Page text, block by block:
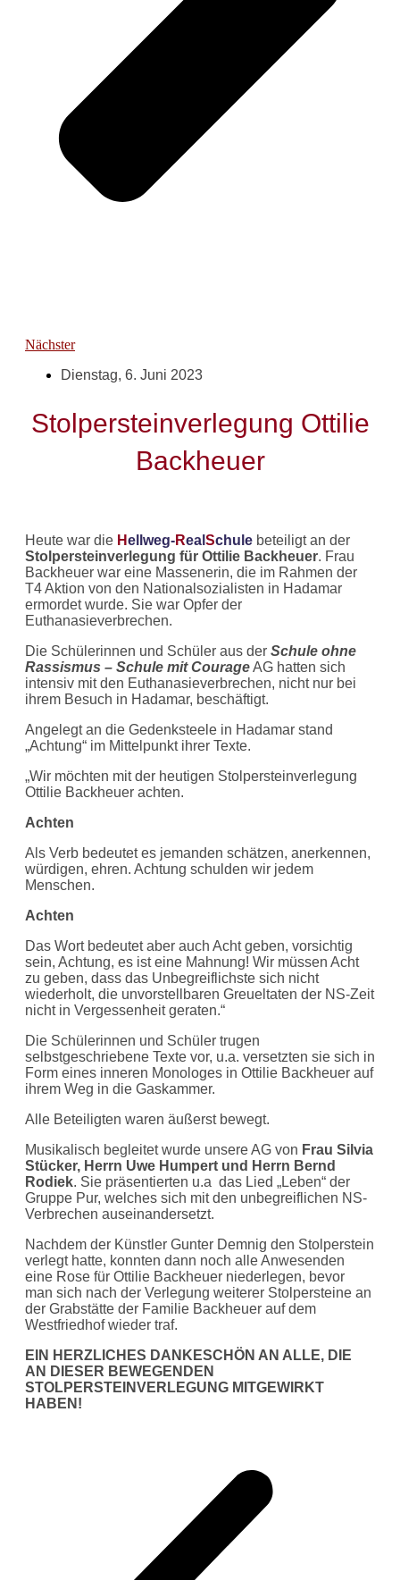
Nächster
Dienstag, 6. Juni 2023
Stolpersteinverlegung Ottilie
Backheuer
Heute war die Hellweg-Real Schule beteiligt an der
Stolpersteinverlegung für Ottilie Backheuer. Frau
Backheuer war eine Massenerin, die im Rahmen der
T4 Aktion von den Nationalsozialisten in Hadamar
ermordet wurde. Sie war Opfer der
Euthanasieverbrechen.
Die Schülerinnen und Schüler aus der Schule ohne
Rassismus – Schule mit CourageAG hatten sich
intensiv mit den Euthanasieverbrechen, nicht nur bei
ihrem Besuch in Hadamar, beschäftigt.
Angelegt an die Gedenksteele in Hadamar stand
„Achtung“ im Mittelpunkt ihrer Texte.
„Wir möchten mit der heutigen Stolpersteinverlegung
Ottilie Backheuer achten.
Achten
Als Verb bedeutet es jemanden schätzen, anerkennen,
würdigen, ehren. Achtung schulden wir jedem
Menschen.
Achten
Das Wort bedeutet aber auch Acht geben, vorsichtig
sein, Achtung, es ist eine Mahnung! Wir müssen Acht
zu geben, dass das Unbegreiflichste sich nicht
wiederholt, die unvorstellbaren Greueltaten der NS-Zeit
nicht in Vergessenheit geraten.“
Die Schülerinnen und Schüler trugen
selbstgeschriebene Texte vor, u.a. versetzten sie sich in
Form eines inneren Monologes in Ottilie Backheuer auf
ihrem Weg in die Gaskammer.
Alle Beteiligten waren äußerst bewegt.
Musikalisch begleitet wurde unsere AG von Frau Silvia
Stücker, Herrn Uwe Humpert und Herrn Bernd
Rodiek. Sie präsentierten u.a das Lied „Leben“ der
Gruppe Pur, welches sich mit den unbegreiflichen NS-
Verbrechen auseinandersetzt.
Nachdem der Künstler Gunter Demnig den Stolperstein
verlegt hatte, konnten dann noch alle Anwesenden
eine Rose für Ottilie Backheuer niederlegen, bevor
man sich nach der Verlegung weiterer Stolpersteine an
der Grabstätte der Familie Backheuer auf dem
Westfriedhof wieder traf.
EIN HERZLICHES DANKESCHÖN AN ALLE, DIE
AN DIESER BEWEGENDEN
STOLPERSTEINVERLEGUNG MITGEWIRKT
HABEN!